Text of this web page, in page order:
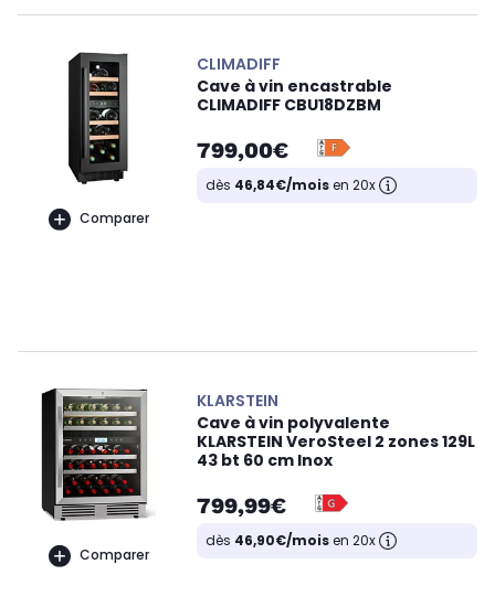
Comparer
CLIMADIFF
Cave à vin encastrable
CLIMADIFF CBU18DZBM
799,00€
dès 46,84€/moisen 20x
Comparer
KLARSTEIN
Cave à vin polyvalente
KLARSTEIN VeroSteel 2 zones 129L
43 bt 60 cm Inox
799,99€
dès 46,90€/moisen 20x